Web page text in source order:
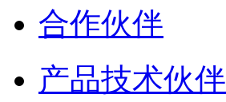
合作伙伴
产品技术伙伴